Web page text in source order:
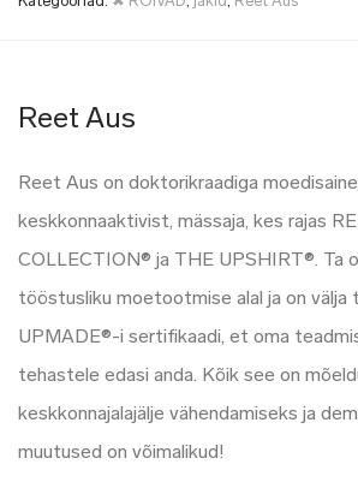
Reet Aus
Reet Aus on doktorikraadiga
keskkonnaaktivist, mässaja, kes rajas
COLLECTION® ja THE UPSHIRT®. Ta
tööstusliku moetootmise alal ja on välja
UPMADE®-i sertifikaadi, et oma
tehastele edasi anda. Kõik see on
keskkonnajalajälje vähendamiseks ja
muutused on võimalikud!